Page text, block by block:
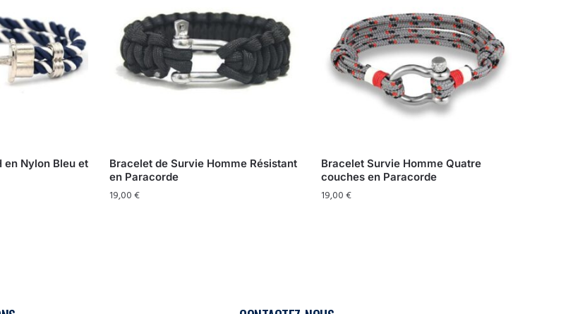
en Nylon Bleu et
Bracelet de Survie Homme Résistant
en Paracorde
19,00€
Bracelet Survie Homme Quatre
couches en Paracorde
19,00€